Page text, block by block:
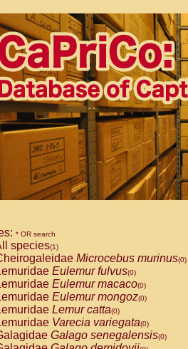
* OR search
species(1)
Microcebus murinus(0)
Eulemur fulvus(0)
Eulemur macaco(0)
Eulemur mongoz(0)
Lemur catta(0)
Varecia variegata(0)
Galago senegalensis(0)